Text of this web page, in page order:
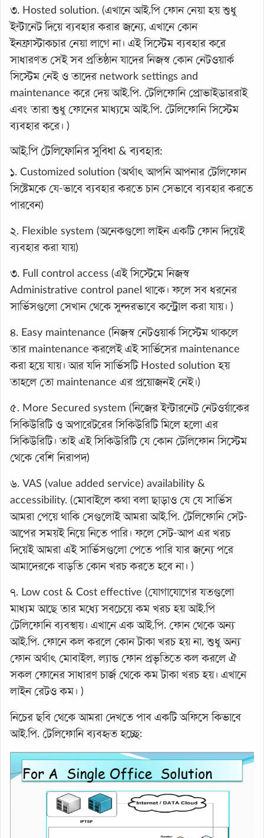
৩. Hosted solution. (এখানে আই.পি ফোন নেয়া হয় শুধু
ইন্টানেট দিয়ে ব্যবহার করার জন্যে, এখানে কোন
ইনফ্রাস্টাকচার নেয়া লাগে না। এই সিস্টেম ব্যবহার করে
সাধারণত সেই সব প্রতিষ্ঠান যাদের নিজস্ব কোন নেটওয়ার্ক
সিস্টেম নেই ও তাদের network settings and
maintenance করে দেয় আই.পি. টেলিফোনি প্রোভাইডাররাই
এবং তারা শুধু ফোনের মাধ্যমে আই.পি. টেলিফোনি সিস্টেম
ব্যবহার করে। )
আই.পি টেলিফোনির সুবিধা & ব্যবহার:
১. Customized solution (অর্থাৎ আপনি আপনার টেলিফোন
সিষ্টেমকে যে-ভাবে ব্যবহার করতে চান সেভাবে ব্যবহার করতে
পারবেন)
২. Flexible system (অনেকগুলো লাইন একটি ফোন দিয়েই
ব্যবহার করা যায়)
৩. Full control access (এই সিস্টেমে নিজস্ব
Administrative control panel থাকে। ফলে সব ধরনের
সার্ভিসগুলো সেখান থেকে সুন্দরভাবে কন্ট্রোল করা যায়। )
৪. Easy maintenance (নিজস্ব নেটওয়ার্ক সিস্টেম থাকলে
তার maintenance করলেই এই সার্ভিসের maintenance
করা হয়ে যায়। আর যদি সার্ভিসটি Hosted solution হয়
তাহলে তো maintenance এর প্রয়োজনই নেই।)
৫. More Secured system (নিজের ইন্টারনেট নেটওর্য়াকের
সিকিউরিটি ও অপারেটরের সিকিউরিটি মিলে হলো এর
সিকিউরিটি। তাই এই সিকিউরিটি যে কোন টেলিফোন সিস্টেম
থেকে বেশি নিরাপদ)
৬. VAS (value added service) availability &
accessibility. (মোবাইলে কথা বলা ছাড়াও যে যে সার্ভিস
আমরা পেয়ে থাকি সেগুলোই আমরা আই.পি. টেলিফোনি সেট-
আপের সময়ই নিয়ে নিতে পারি। ফলে সেট-আপ এর খরচ
দিয়েই আমরা এই সার্ভিসগুলো পেতে পারি যার জন্যে পরে
আমাদেরকে বাড়তি কোন খরচ করতে হবে না। )
৭. Low cost & Cost effective (যোগাযোগের যতগুলো
মাধ্যম আছে তার মধ্যে সবচেয়ে কম খরচ হয় আই.পি
টেলিফোনি ব্যবস্থায়। এখানে এক আই.পি. ফোন থেকে অন্য
আই.পি. ফোনে কল করলে কোন টাকা খরচ হয় না, শুধু অন্য
ফোন অর্থাৎ মোবাইল, ল্যান্ড ফোন প্রভৃতিতে কল করলে ঐ
সকল ফোনের সাধারণ চার্জ থেকে কম টাকা খরচ হয়। এখানে
লাইন রেটও কম। )
নিচের ছবি থেকে আমরা দেখতে পাব একটি অফিসে কিভাবে
আই.পি. টেলিফোনি ব্যবহৃত হচ্ছে: